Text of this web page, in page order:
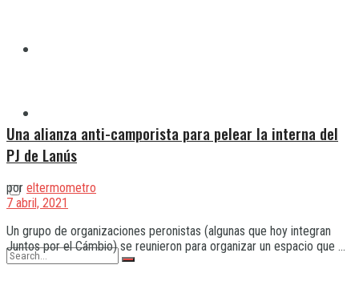
Una alianza anti-camporista para pelear la interna del
PJ de Lanús
por eltermometro
7 abril, 2021
Un grupo de organizaciones peronistas (algunas que hoy integran
Juntos por el Cámbio) se reunieron para organizar un espacio que ...